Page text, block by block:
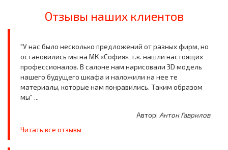
Отзывы наших клиентов
"У нас было несколько предложений от разных фирм, но
остановились мы на МК «София», т.к. нашли настоящих
профессионалов. В салоне нам нарисовали 3D модель
нашего будущего шкафа и наложили на нее те
материалы, которые нам понравились. Таким образом
мы" ...
Автор: Антон Гаврилов
Читать все отзывы